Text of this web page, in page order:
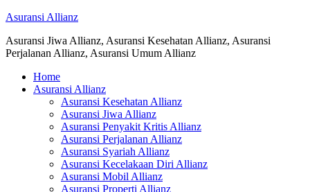
Asuransi Allianz
Asuransi Jiwa Allianz, Asuransi Kesehatan Allianz, Asuransi
Perjalanan Allianz, Asuransi Umum Allianz
Home
Asuransi Allianz
Asuransi Kesehatan Allianz
Asuransi Jiwa Allianz
Asuransi Penyakit Kritis Allianz
Asuransi Perjalanan Allianz
Asuransi Syariah Allianz
Asuransi Kecelakaan Diri Allianz
Asuransi Mobil Allianz
Asuransi Properti Allianz